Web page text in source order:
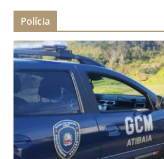
Polícia